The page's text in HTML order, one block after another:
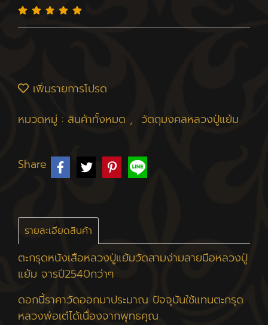
เพิ่มรายการโปรด
หมวดหมู่ : สินค้าทั้งหมด , วัตถุมงคลหลวงปู่แย้ม
Share
รายละเอียดสินค้า
ตะกรุดหนังเสือหลวงปู่แย้มวัดสามง่ามลายมือหลวงปู่
แย้ม จารปี2540กว่าๆ
ดอกนี้ราคาวัดออกมาประมาณ ปัจจุบันใช้แทนตะกรุด
หลวงพ่อเต๋ได้เนื่องจากพุทธคุณ